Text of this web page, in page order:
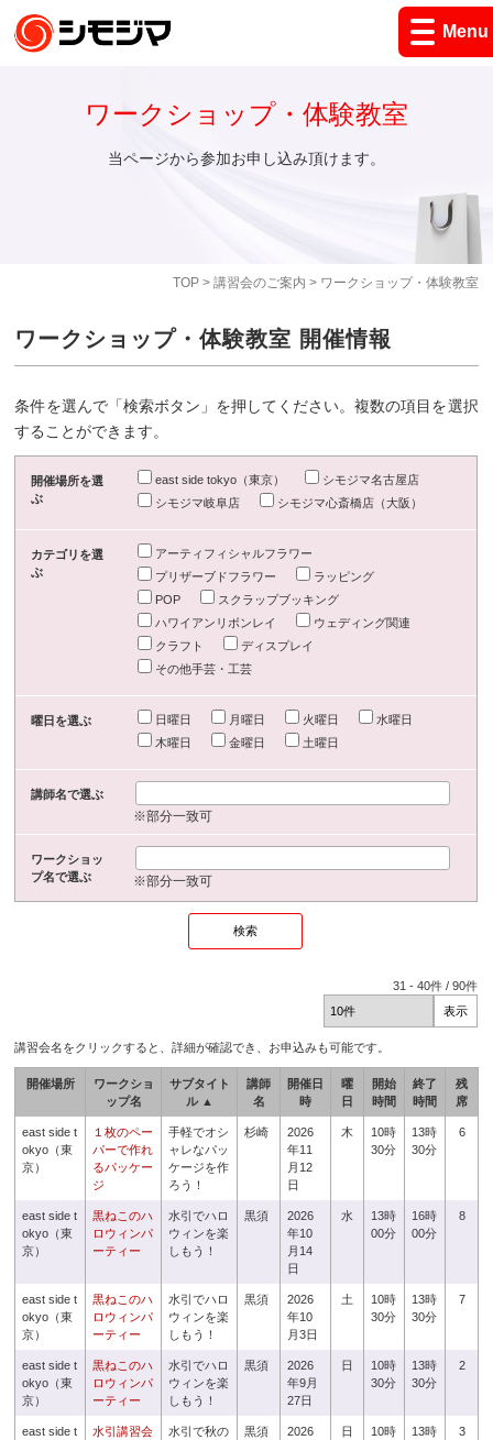
Menu
TOP> 講習会のご案内 > ワークショップ・体験教室
ワークショップ・体験教室
当ページから参加お申し込み頂けます。
ワークショップ・体験教室 開催情報
条件を選んで「検索ボタン」を押してください。複数の項目を選択
することができます。
開催場所を選
ぶ
east side tokyo（東京）
シモジマ名古屋店
シモジマ岐阜店
シモジマ心斎橋店（大阪）
カテゴリを選
ぶ
アーティフィシャルフラワー
プリザーブドフラワー
ラッピング
POP
スクラップブッキング
ハワイアンリボンレイ
ウェディング関連
クラフト
ディスプレイ
その他手芸・工芸
曜日を選ぶ 日曜日 月曜日 火曜日
水曜日
木曜日
金曜日 土曜日
講師名で選ぶ
※部分一致可
ワークショッ
プ名で選ぶ
※部分一致可
31 -40件 /90件
講習会名をクリックすると、詳細が確認でき、お申込みも可能です。
開催場所
ワークショ
ップ名
サブタイト
ル ▲
講師
名
開催日
時
曜
日
開始
時間
終了
時間
残
席
east side t
okyo（東
京）
１枚のペー
パーで作れ
るパッケー
ジ
手軽でオシ
ャレなパッ
ケージを作
ろう！
杉崎
2026
年11
月12
日
木
10時
30分
13時
30分
6
east side t
okyo（東
京）
黒ねこのハ
ロウィンパ
ーティー
水引でハロ
ウィンを楽
しもう！
黒須
2026
年10
月14
日
水
13時
00分
16時
00分
8
east side t
okyo（東
京）
黒ねこのハ
ロウィンパ
ーティー
水引でハロ
ウィンを楽
しもう！
黒須
2026
年10
月3日
土
10時
30分
13時
30分
7
east side t
okyo（東
京）
黒ねこのハ
ロウィンパ
ーティー
水引でハロ
ウィンを楽
しもう！
黒須
2026
年9月
27日
日
10時
30分
13時
30分
2
east side t
水引講習会
水引で秋の
黒須
2026
日
10時
13時
3